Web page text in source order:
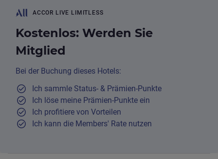
ACCOR LIVE LIMITLESS
Kostenlos: Werden Sie
Mitglied
Bei der Buchung dieses Hotels:
Ich sammle Status- & Prämien-Punkte
Ich löse meine Prämien-Punkte ein
Ich profitiere von Vorteilen
Ich kann die Members' Rate nutzen